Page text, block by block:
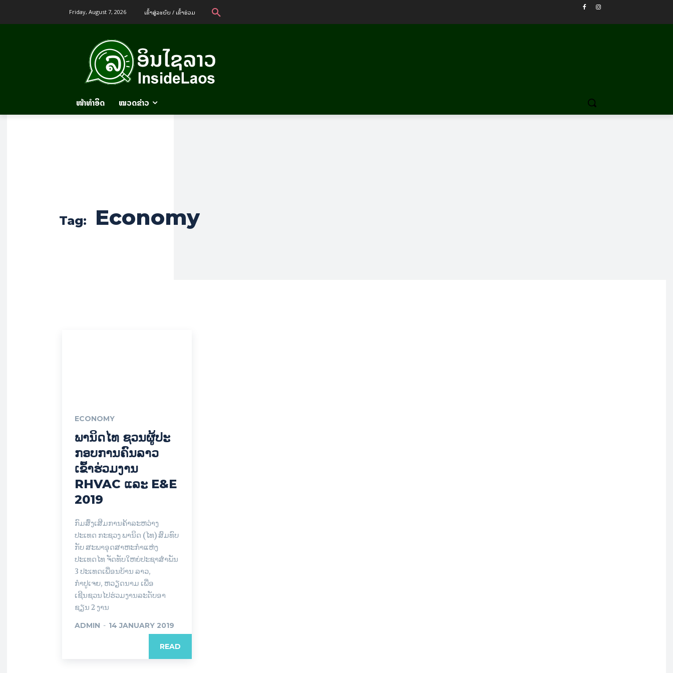
Friday, August 7, 2026 ເຂົ້າ​ສູ່​ລະ​ບົບ / ເຂົ້າ​ຮ່ວມ
ໜ້າທຳອິດ ໝວດຂ່າວ
Tag: Economy
ECONOMY
ພານິດໄທ ຊວນ​ຜູ້​ປະ​
ກອ​ບການຄົນລາວ
ເຂົ້າຮ່ວມງານ
RHVAC ແລະ E&E
2019
ກົມສົ່ງເສີມການຄ້າລະຫວ່າງ
ປະເທດ ກະຊວງ ພານິດ (ໄທ) ສົມທົບ
ກັບ ສະພາອຸດສາຫະກຳແຫ່ງ
ປະເທດໄທ ຈັດທັບໃຫຍ່ປະຊາສຳພັນ
3 ປະເທດເພື່ອນບ້ານ ລາວ,
ກຳປູເຈຍ, ຫວຽດນາມ ເພື່ອ
ເຊີນຊວນໄປຮ່ວມງານລະດັບອາ
ຊຽນ 2 ງານ
ADMIN - 14 JANUARY 2019
READ